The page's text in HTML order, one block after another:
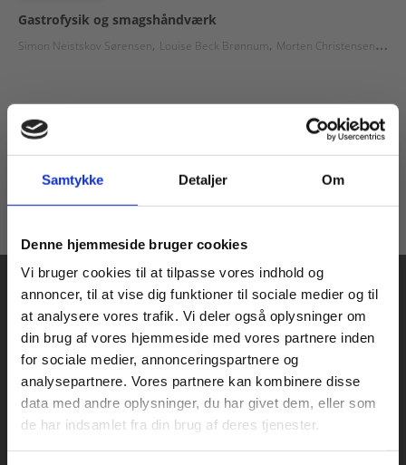
Samtykke Detaljer Om
Denne hjemmeside bruger cookies
Vi bruger cookies til at tilpasse vores indhold og
annoncer, til at vise dig funktioner til sociale medier og til
at analysere vores trafik. Vi deler også oplysninger om
din brug af vores hjemmeside med vores partnere inden
for sociale medier, annonceringspartnere og
analysepartnere. Vores partnere kan kombinere disse
data med andre oplysninger, du har givet dem, eller som
de har indsamlet fra din brug af deres tjenester.
Gastrofysik og smagshåndværk
Simon Neistskov Sørensen Louise Beck Brønnum Morten Christensen Eva
Fra
509,00 KR.
Praxis Forlag A/S
CVR 41280921
København
Køb læremidler og find masterclasses mm.
Fortsæt som:
For privatkunder og
studerende. Du får
vist priser inkl.
For institutioner og
virksomheder. Du
får vist priser ekskl.